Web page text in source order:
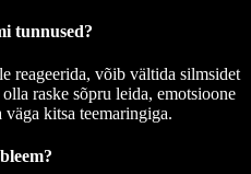
tunnused?
reageerida, võib vältida silmsidet
raske sõpru leida, emotsioone
kitsa teemaringiga.